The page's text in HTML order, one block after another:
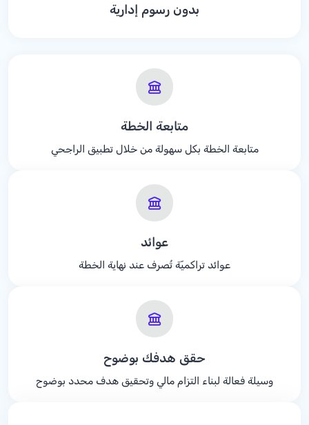
بدون رسوم إدارية
متابعة الخطة
متابعة الخطة بكل سهولة من خلال تطبيق الراجحي
عوائد
عوائد تراكميّة تُصرف عند نهاية الخطة
حقق هدفك بوضوح
وسيلة فعالة لبناء التزام مالي وتحقيق هدف محدد بوضوح